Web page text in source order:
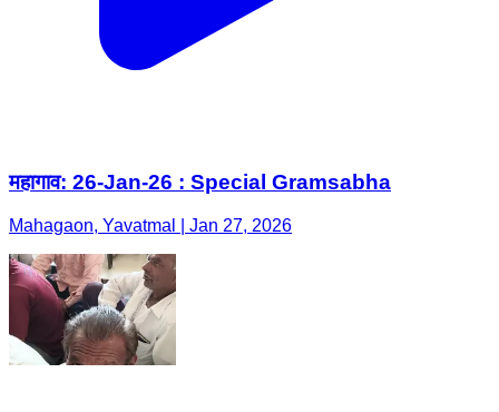
महागाव: 26-Jan-26 : Special Gramsabha
Mahagaon, Yavatmal | Jan 27, 2026